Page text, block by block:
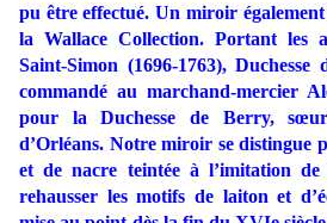
pu être effectué. Un miroir
la Wallace Collection. Portant les
Saint-Simon (1696-1763),
commandé au marchand-mercier
pour la Duchesse de Berry,
d’Orléans. Notre miroir se distingue
et de nacre teintée à l’imitation
rehausser les motifs de laiton et